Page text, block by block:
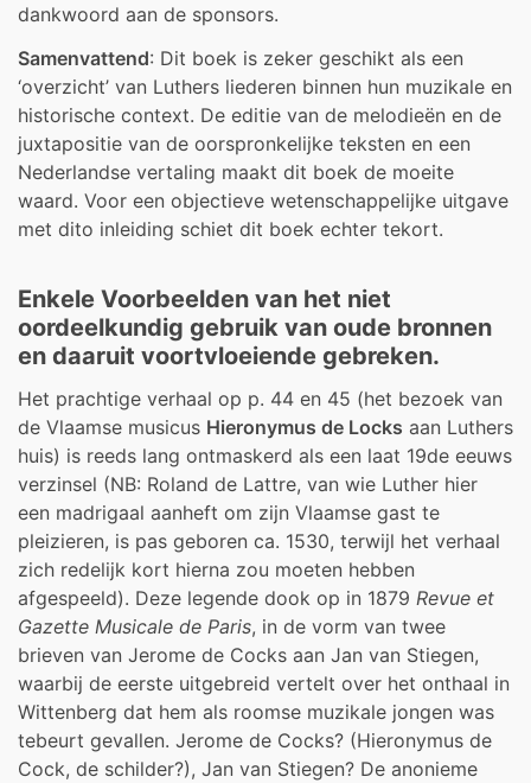
dankwoord aan de sponsors.
Samenvattend: Dit boek is zeker geschikt als een
‘overzicht’ van Luthers liederen binnen hun muzikale en
historische context. De editie van de melodieën en de
juxtapositie van de oorspronkelijke teksten en een
Nederlandse vertaling maakt dit boek de moeite
waard. Voor een objectieve wetenschappelijke uitgave
met dito inleiding schiet dit boek echter tekort.
Enkele Voorbeelden van het niet
oordeelkundig gebruik van oude bronnen
en daaruit voortvloeiende gebreken.
Het prachtige verhaal op p. 44 en 45 (het bezoek van
de Vlaamse musicus Hieronymus de Locks aan Luthers
huis) is reeds lang ontmaskerd als een laat 19de eeuws
verzinsel (NB: Roland de Lattre, van wie Luther hier
een madrigaal aanheft om zijn Vlaamse gast te
pleizieren, is pas geboren ca. 1530, terwijl het verhaal
zich redelijk kort hierna zou moeten hebben
afgespeeld). Deze legende dook op in 1879 Revue et
Gazette Musicale de Paris, in de vorm van twee
brieven van Jerome de Cocks aan Jan van Stiegen,
waarbij de eerste uitgebreid vertelt over het onthaal in
Wittenberg dat hem als roomse muzikale jongen was
tebeurt gevallen. Jerome de Cocks? (Hieronymus de
Cock, de schilder?), Jan van Stiegen? De anonieme